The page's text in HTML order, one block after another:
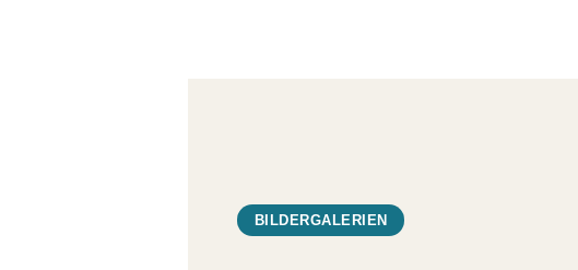
BILDERGALERIEN